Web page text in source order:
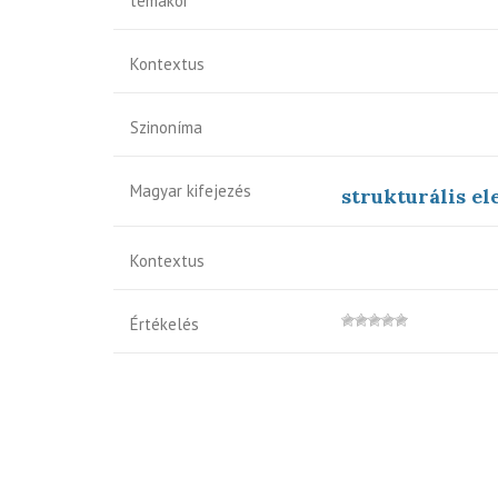
Kontextus
Szinoníma
Magyar kifejezés strukturális
Kontextus
Értékelés